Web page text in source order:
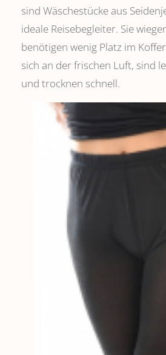
sind Wäschestücke aus
ideale Reisebegleiter. Sie
benötigen wenig Platz im
sich an der frischen Luft, sind
und trocknen schnell.